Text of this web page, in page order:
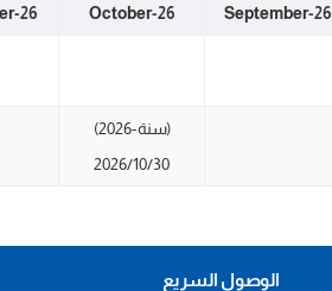
September-26
October-26
26
(سنة-2026)
2026/10/30
الوصول السريع